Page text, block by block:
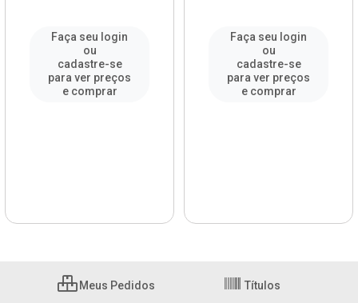
Faça seu login
ou
cadastre-se
para ver preços
e comprar
Faça seu login
ou
cadastre-se
para ver preços
e comprar
Meus Pedidos Títulos